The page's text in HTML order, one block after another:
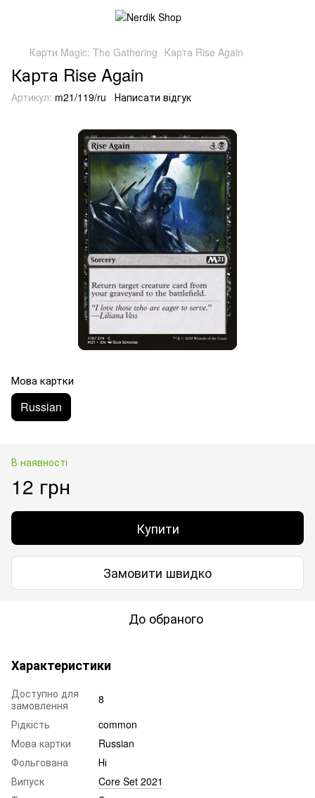
Карти Magic: The Gathering Карта Rise Again
Карта Rise Again
Артикул: m21/119/ru Написати відгук
Мова картки
Russian
В наявності
12 грн
Купити
Замовити швидко
До обраного
Характеристики
Доступно для
замовлення
8
Рідкість
common
Мова картки
Russian
Фольгована
Ні
Випуск
Core Set 2021